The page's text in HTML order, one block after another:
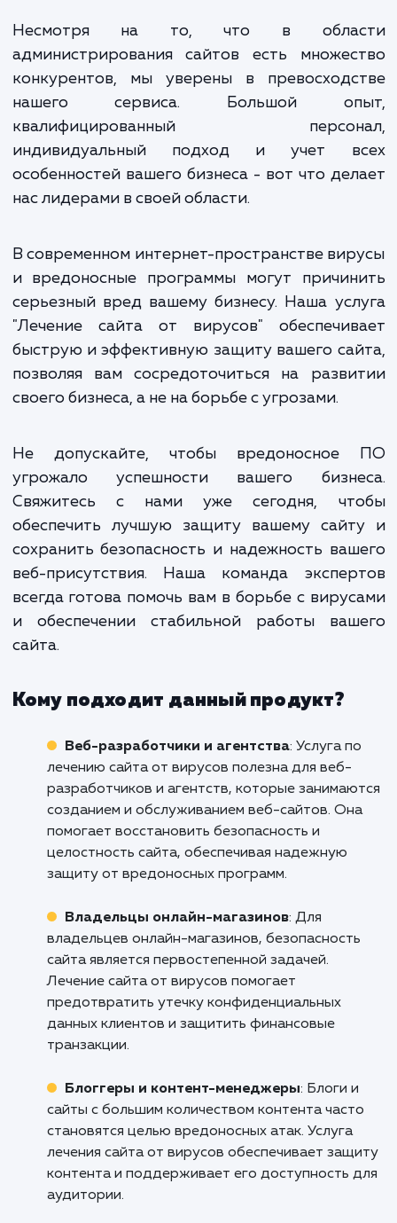
восстановление данных,
результате вирусной атаки.
Весь процесс нашей работы
контролируется клиентом. Мы уведомляем
на каждом этапе, обеспечивая
понимание происходящего. Наши
предоставляют рекомендации по
вероятность повторного заражения
Несмотря на то, что в
администрирования сайтов есть
конкурентов, мы уверены в
нашего сервиса. Большой
квалифицированный
особенностей вашего бизнеса - вот что
нас лидерами в своей области.
В современном интернет-пространстве
и вредоносные программы могут
серьезный вред вашему бизнесу. Наша
"Лечение сайта от вирусов"
быструю и эффективную защиту вашего
своего бизнеса, а не на борьбе с угрозами.
Не допускайте, чтобы
угрожало успешности вашего
Свяжитесь с нами уже сегодня,
обеспечить лучшую защиту вашему
сохранить безопасность и надежность
всегда готова помочь вам в борьбе с
и обеспечении стабильной работы
сайта.
Кому подходит данный продукт?
Веб-разработчики и агентства: Услуга
лечению сайта от вирусов полезна для веб-
разработчиков и агентств, которые
созданием и обслуживанием веб-сайтов.
помогает восстановить безопасность и